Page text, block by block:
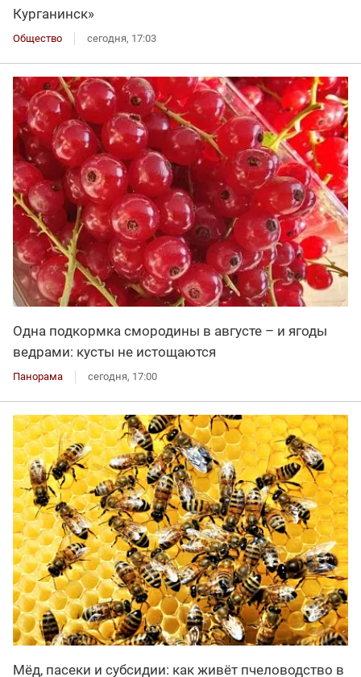
Курганинск»
Общество сегодня, 17:03
Одна подкормка смородины в августе – и ягоды
ведрами: кусты не истощаются
Панорама сегодня, 17:00
Мёд, пасеки и субсидии: как живёт пчеловодство в